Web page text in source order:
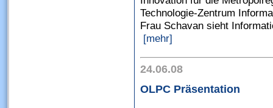
Technologie-Zentrum
Frau Schavan sieht
[mehr]
24.06.08
OLPC Präsentation